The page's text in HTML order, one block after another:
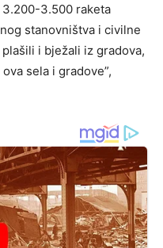
3.500 raketa
stanovništva i civilne
i bježali iz gradova,
sela i gradove”,